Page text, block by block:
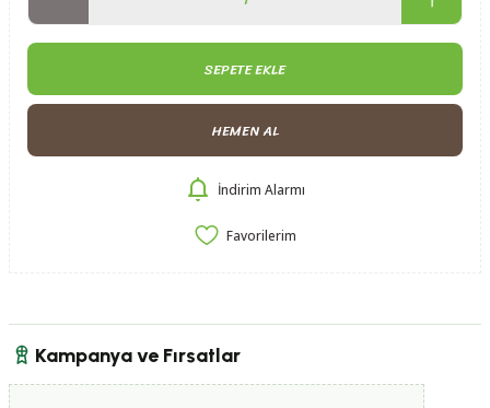
SEPETE EKLE
HEMEN AL
İndirim Alarmı
Kampanya ve Fırsatlar